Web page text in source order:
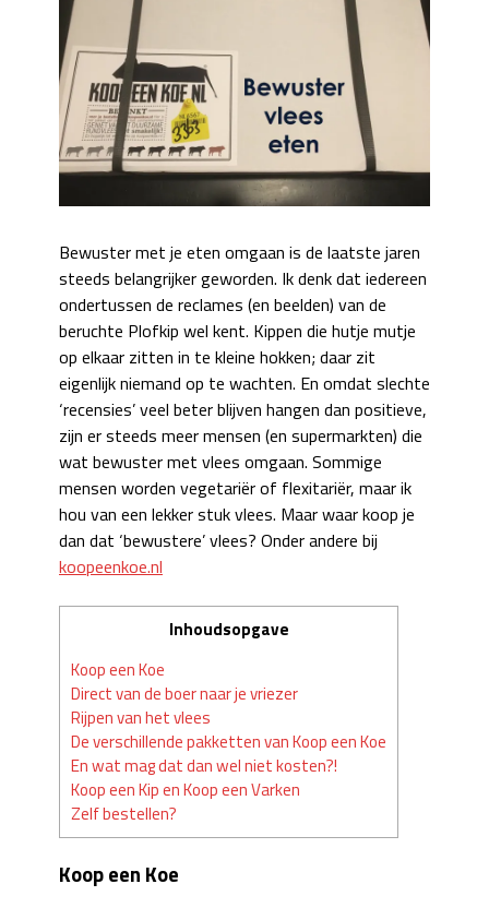
Bewuster met je eten omgaan is de laatste jaren
steeds belangrijker geworden. Ik denk dat iedereen
ondertussen de reclames (en beelden) van de
beruchte Plofkip wel kent. Kippen die hutje mutje
op elkaar zitten in te kleine hokken; daar zit
eigenlijk niemand op te wachten. En omdat slechte
‘recensies’ veel beter blijven hangen dan positieve,
zijn er steeds meer mensen (en supermarkten) die
wat bewuster met vlees omgaan. Sommige
mensen worden vegetariër of flexitariër, maar ik
hou van een lekker stuk vlees. Maar waar koop je
dan dat ‘bewustere’ vlees? Onder andere bij
koopeenkoe.nl
Inhoudsopgave
Koop een Koe
Direct van de boer naar je vriezer
Rijpen van het vlees
De verschillende pakketten van Koop een Koe
En wat mag dat dan wel niet kosten?!
Koop een Kip en Koop een Varken
Zelf bestellen?
Koop een Koe